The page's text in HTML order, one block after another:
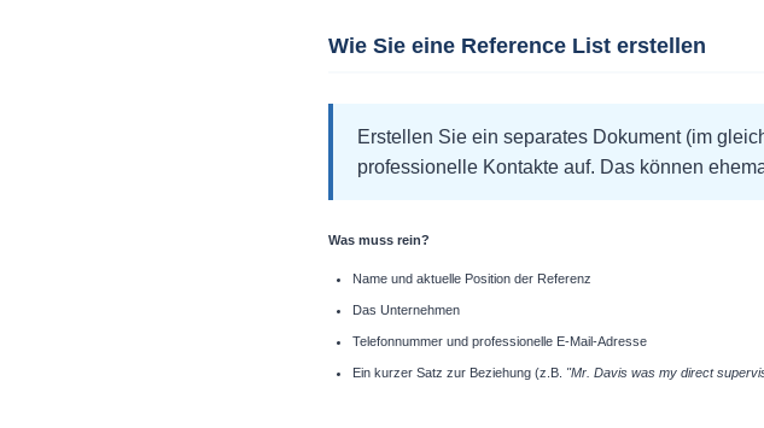
Wie Sie eine Reference List erstellen
Erstellen Sie ein separates Dokument (im
professionelle Kontakte auf. Das können
Was muss rein?
Name und aktuelle Position der Referenz
Das Unternehmen
Telefonnummer und professionelle E-Mail-Adresse
Ein kurzer Satz zur Beziehung (z.B. "Mr. Davis was my direct